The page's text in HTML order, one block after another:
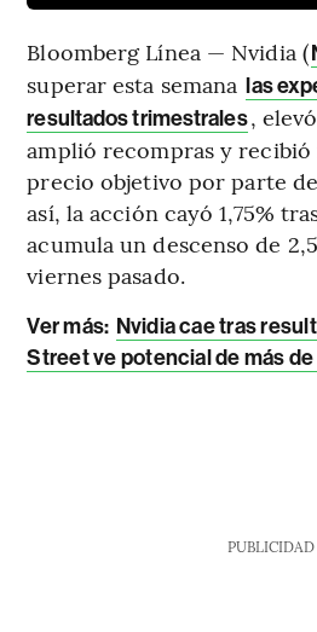
Bloomberg Línea — Nvidia (
superar esta semana las
resultados trimestrales,
amplió recompras y recibió
precio objetivo por parte
así, la acción cayó 1,75%
acumula un descenso de
viernes pasado.
Ver más: Nvidia cae tras
Street ve potencial de más
PUBLICIDAD